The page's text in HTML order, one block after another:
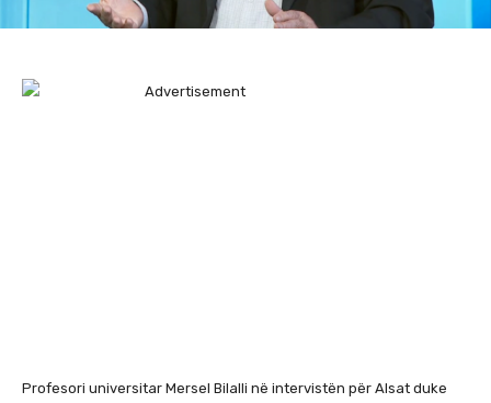
Profesori universitar Mersel Bilalli në intervistën për Alsat duke